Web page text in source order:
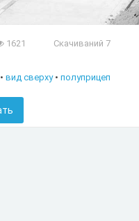
1621
Скачиваний 7
• вид сверху • полуприцеп